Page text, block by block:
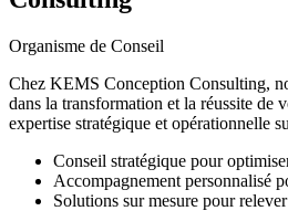
Organisme de Conseil
Chez KEMS Conception Consulting,
dans la transformation et la réussite de
expertise stratégique et opérationnelle
Conseil stratégique pour
Accompagnement personnalisé
Solutions sur mesure pour